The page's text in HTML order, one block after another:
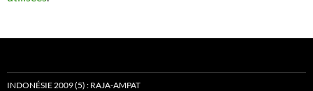
INDONÉSIE 2009 (5) : RAJA-AMPAT